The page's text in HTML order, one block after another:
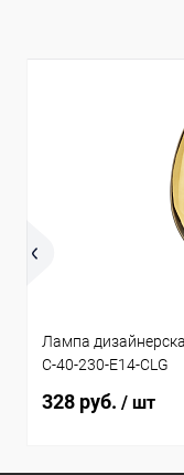
Лампа
C-40-230-E14-CLG
328 руб. / шт